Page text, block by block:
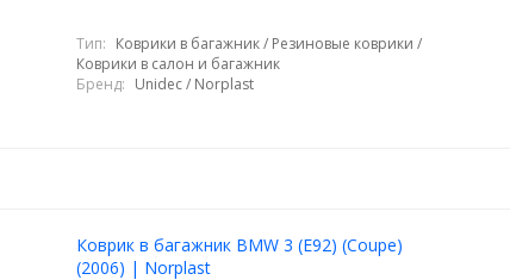
Тип: Коврики в багажник / Резиновые коврики /
Коврики в салон и багажник
Бренд: Unidec / Norplast
Коврик в багажник BMW 3 (E92) (Coupe)
(2006) | Norplast